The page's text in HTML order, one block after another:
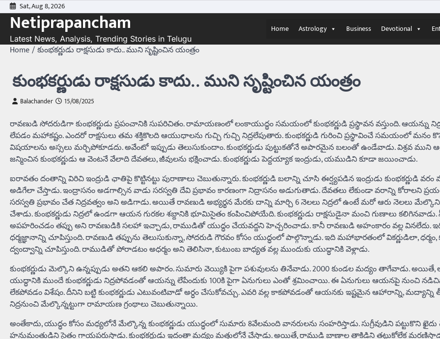
Skip
to
content
Sat, Aug 8, 2026
Netiprapancham
Latest News, Analysis, Trending Stories in Telugu
Home Astrology Business Devotional
Home కుంభకర్ణుడు రాక్షసుడు కాదు.. ముని సృష్టించిన యంత్రం
కుంభకర్ణుడు రాక్షసుడు కాదు.. ముని సృష్టించిన యంత్రం
Balachander 15/08/2025
రావణుడి సోదరుడిగా కుంభకర్ణుడు ప్రపంచానికి సుపరిచితం. రామాయణంలో లంకాయుద్ధం సమయంలో కుంభకర్ణుడి ప్రస్థావన వస్తుంది. ఆయన్ను
లేపడం మహాకష్టం. ఎందరో రాక్షసులు తమ శక్తికొలది ఆయుధాలను గుచ్చి గుచ్చి నిద్రలేపుతారు. కుంభకర్ణుడి గురించి ప్రస్థావించే సమయంలో మనం
విషయాలను అస్సలు మర్చిపోకూడదు. అవేంటో ఇప్పుడు తెలుసుకుందాం. కుంభకర్ణుడు పుట్టుకతోనే అపారమైన బలంతో ఉండేవాడు. విశ్రవ ముని
జన్మించిన కుంభకర్ణుడు ఆ వెంటనే వేలాది దేవతలు, జీవులను భక్షించాడు. కుంభకర్ణుడు పెద్దయ్యాక ఇంద్రుడు, యముడిని కూడా జయించాడు.
ఐరావతం దంతాన్ని విరిచి ఇంద్రుడి ఛాతిపై కొట్టినట్టు పురాణాలు చెబుతున్నారు. కుంభకర్ణుడి బలాన్ని చూసి ఈర్ష్యపడిన ఇంద్రుడు కుంభకర్ణుడి
అడిగేలా చేస్తాడు. ఇంద్రాసనం అడగాల్సిన వాడు సరస్వతి దేవి ప్రభావం కారణంగా నిద్రాసనం అడుగుతాడు. దేవతలు లేకుండా వరాన్ని కోరాలని
సరస్వతి ప్రభావం చేత నిద్రవత్వం అని అడిగాడు. అయితే రావణుడి అభ్యర్థన మేరకు దాన్ని మార్చి 6 నెలలు నిద్రలో ఉంటే మరో ఆరు నెలలు
చేశాడు. కుంభకర్ణుడు నిద్రలో ఉండగా ఆయన గురకల శబ్దానికి భూమిసైతం కంపించిపోయేది. కుంభకర్ణుడు రాక్షసుడైనా మంచి గుణాలు కలిగినవాడు.
అపహరించడం తప్పు అని రావణుడికి సలహా ఇచ్చాడు, రాముడితో యుద్ధం చేయవద్దని హెచ్చరించాడు. కానీ రావణుడి అహంకారం వల్ల వినలేదు.
ధర్మజ్ఞానాన్ని చూపిస్తుంది. రావణుడి తప్పును తెలుసుకున్నా, సోదరుడి గౌరవం కోసం యుద్ధంలో పాల్గొన్నాడు. ఇది మహాభారతంలో వికర్ణుడిలా, ధర్మం,
ద్వంద్వాన్ని చూపిస్తుంది. రాముడితో పోరాడటం అధర్మం అని తెలిసినా, కుటుంబ బాధ్యత వల్ల ముందుకు యుద్ధానికి వెళ్లాడు.
కుంభకర్ణుడు మెల్కొని ఉన్నప్పుడు అతని ఆకలి అపారం. సుమారు వెయ్యికి పైగా పశువులను తినేవాడు. 2000 కుండల మద్యం తాగేవాడు. అయితే,
యుద్ధానికి ముందే కుంభకర్ణుడు నిద్రపోవడంతో ఆయన్ను లేపేందుకు 100కి పైగా ఏనుగులు ఎంతో శ్రమించాయి. ఈ ఏనుగులు ఆయనపై నుంచి
లేకపోవడం విశేషం. దీనిని బట్టి కుంభకర్ణుడు ఎటువంటివాడో అర్ధం చేసుకోవచ్చు. ఎవరి వల్ల కాకపోవడంతో ఆయనకు ఇష్టమైన ఆహారాన్ని, మద్యాన్ని
నిద్రనుంచి మేల్కొన్నట్టుగా రామాయణ గ్రంథాలు చెబుతున్నాయి.
అంతేకాదు, యుద్ధం కోసం మధ్యలోనే మేల్కొన్న కుంభకర్ణుడు యుద్ధంలో సుమారు 8వేలమంది వానరులను సంహరిస్తాడు. సుగ్రీవుడిని పట్టుకొని ఖైదు
హనుమంతుడిని సైతం గాయపరుస్తాడు. కుంభకర్ణుడు ఇదంతా మద్యం మత్తులోనే చేస్తాడు. అయితే, రాముడి బాణాల తాకిడిని తట్టుకోలేక